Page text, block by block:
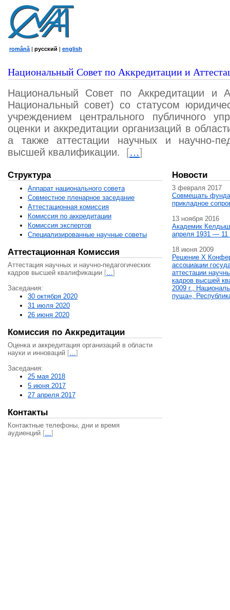
română | русский | english
Национальный Совет по Аккредитации и
Национальный Совет по Аккредитации и
Национальный совет) со статусом
учреждением центрального публичного
оценки и аккредитации организаций в
а также аттестации научных и научно-
высшей квалификации.
[…]
Структура
Аппарат национального совета
Совместное пленарное заседание
Аттестационная комисcия
Комиссия по аккредитации
Комиссия экспертов
Специализированные научные советы
Аттестационная Комиссия
Аттестация научных и научно-педагогических
кадров высшей квалификации […]
Заседания:
30 октября 2020
31 июля 2020
26 июня 2020
Комиссия по Аккредитации
Оценка и аккредитация организаций в области
науки и инноваций […]
Заседания:
25 мая 2018
5 июня 2017
27 апреля 2017
Контакты
Контактные телефоны, дни и время
аудиенций […]
Новости
3 февраля 2017
Совмещать
прикладное
13 ноября 2016
Академик
апреля 1931 — 11
18 июня 2009
Решение X
ассоциации
аттестации
кадров высшей
2009 г.,
пуща»,